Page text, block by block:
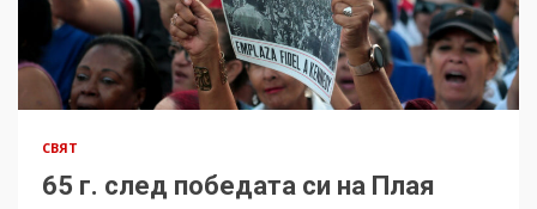
СВЯТ
65 г. след победата си на Плая